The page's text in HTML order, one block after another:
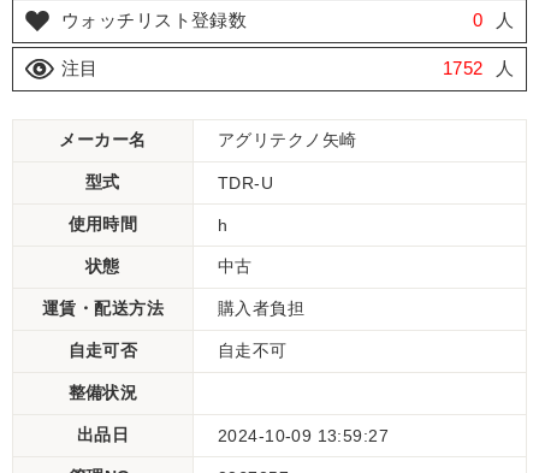
ウォッチリスト登録数 0 人
注目 1752 人
メーカー名 アグリテクノ矢崎
型式 TDR-U
使用時間 h
状態 中古
運賃・配送方法 購入者負担
自走可否 自走不可
整備状況
出品日 2024-10-09 13:59:27